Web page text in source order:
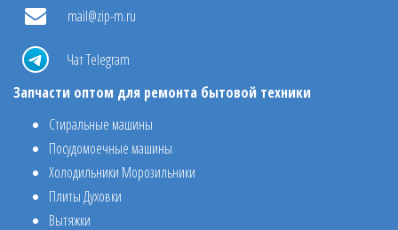
mail@zip-m.ru
Чат Telegram
Запчасти оптом для ремонта бытовой техники
Стиральные машины
Посудомоечные машины
Холодильники Морозильники
Плиты Духовки
Вытяжки